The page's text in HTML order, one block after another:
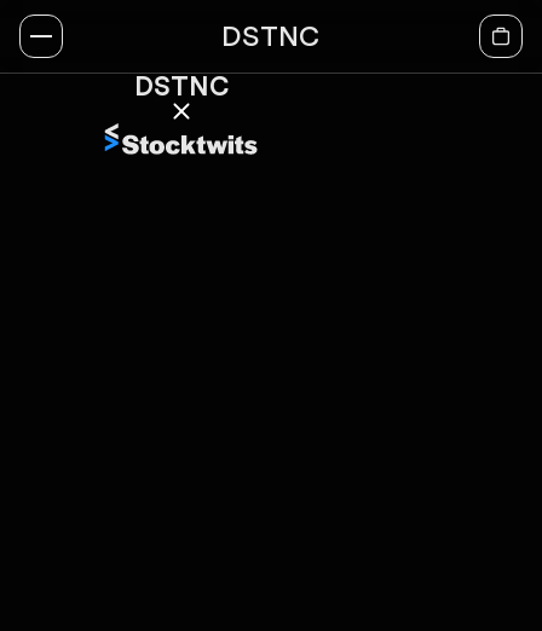
DSTNC
DSTNC